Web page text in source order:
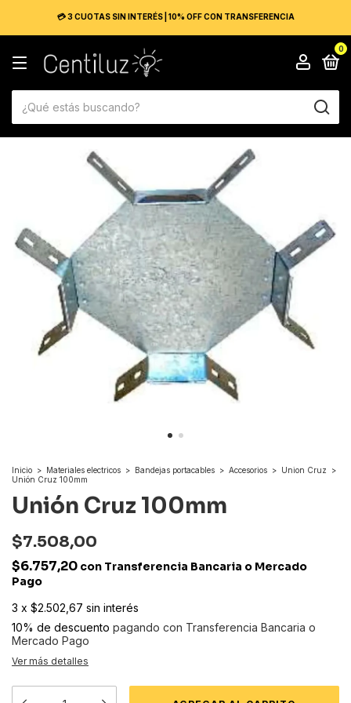
💳 3 CUOTAS SIN INTERÉS | 10% OFF CON TRANSFERENCIA
0
Inicio > Materiales electricos > Bandejas portacables > Accesorios > Union Cruz
>
Unión Cruz 100mm
Unión Cruz 100mm
$7.508,00
$6.757,20 con Transferencia Bancaria o Mercado
Pago
3 x $2.502,67 sin interés
10% de descuento pagando con Transferencia Bancaria o
Mercado Pago
Ver más detalles